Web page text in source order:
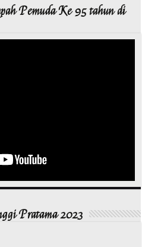
Pemuda Ke 95 tahun di
Pratama 2023